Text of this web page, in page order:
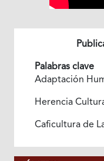
Palabras clave
Adaptación
Herencia
Caficultura de